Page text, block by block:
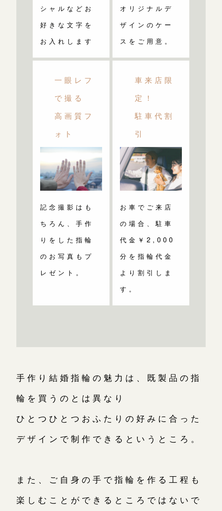
シャルなどお
好きな文字を
お入れします
オリジナルデ
ザインのケー
スをご用意。
一眼レフ
で撮る
高画質フ
ォト
記念撮影はも
ちろん、手作
りをした指輪
のお写真もプ
レゼント。
車来店限
定！
駐車代割
引
お車でご来店
の場合、駐車
代金￥2,000
分を指輪代金
より割引しま
す。
手作り結婚指輪の魅力は、既製品の指
輪を買うのとは異なり
ひとつひとつおふたりの好みに合った
デザインで制作できるというところ。
また、ご自身の手で指輪を作る工程も
楽しむことができるところではないで